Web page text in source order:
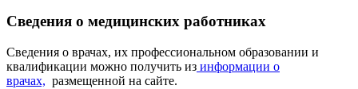
Сведения о медицинских работниках
Сведения о врачах, их профессиональном образовании и
квалификации можно получить из информации о
врачах, размещенной на сайте.